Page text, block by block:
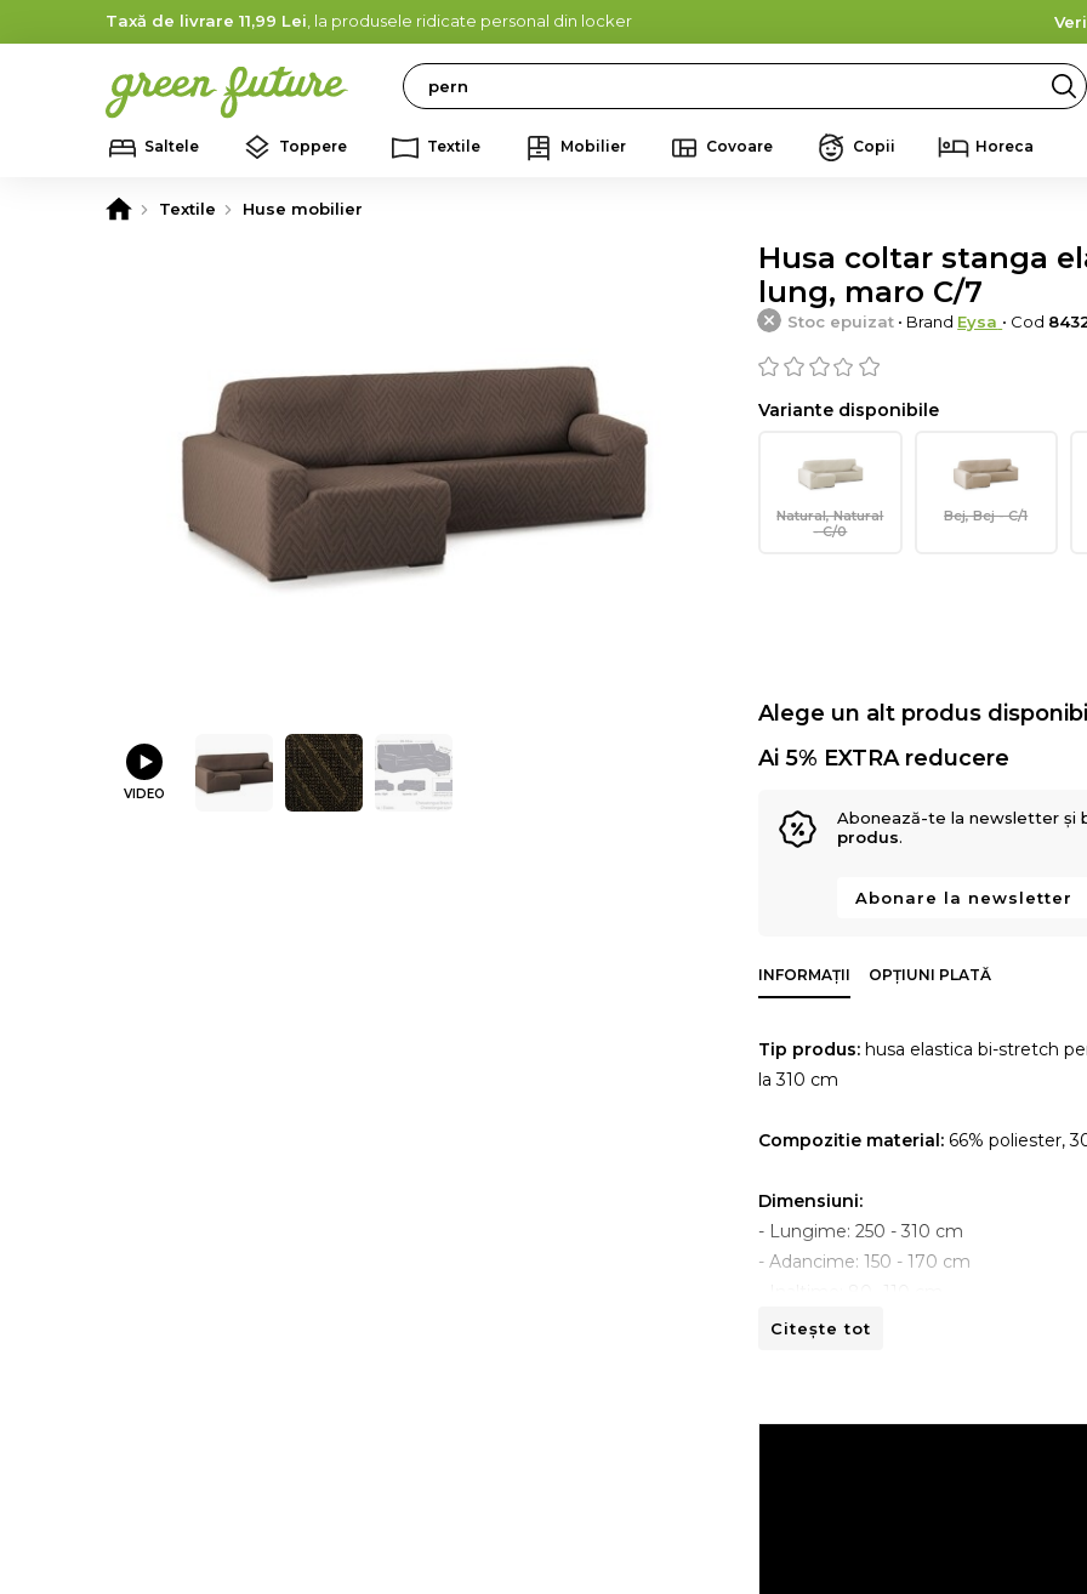
Taxă de livrare 11,99 Lei , la produsele ridicate personal din locker
Search
Saltele Toppere Textile Mobilier Covoare Copii Horeca
Textile Huse mobilier
VIDEO
Husa coltar stanga
lung, maro C/7
Stoc epuizat • Brand Eysa • Cod
Variante disponibile
Natural, Natural
- C/0
Bej, Bej - C/1
Alege un alt produs disponibil
Ai 5% EXTRA reducere
Abonează-te la newsletter și
produs.
Abonare la newsletter
INFORMAȚII OPȚIUNI PLATĂ
Tip produs: husa elastica bi-stretch
la 310 cm
Compozitie material: 66% poliester,
Dimensiuni:
- Lungime: 250 - 310 cm
- Adancime: 150 - 170 cm
Citește tot